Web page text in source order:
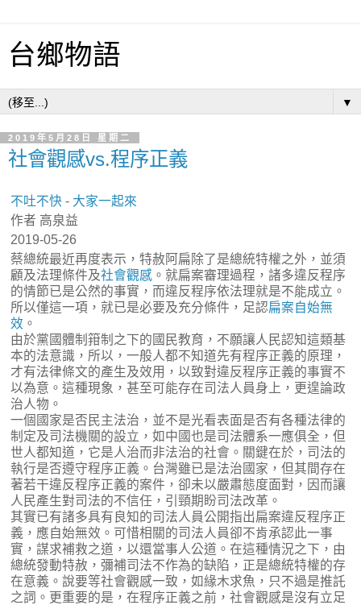
台鄉物語
▼
2019年5月28日 星期二
社會觀感vs.程序正義
不吐不快 - 大家一起來
作者 高泉益
2019-05-26
蔡總統最近再度表示，特赦阿扁除了是總統特權之外，並須
顧及法理條件及社會觀感 。就扁案審理過程，諸多違反程序
的情節已是公然的事實，而違反程序依法理就是不能成立。
所以僅這一項，就已是必要及充分條件，足認扁案自始無
效 。
由於黨國體制箝制之下的國民教育，不願讓人民認知這類基
本的法意識，所以，一般人都不知道先有程序正義的原理，
才有法律條文的產生及效用，以致對違反程序正義的事實不
以為意。這種現象，甚至可能存在司法人員身上，更遑論政
治人物。
一個國家是否民主法治，並不是光看表面是否有各種法律的
制定及司法機關的設立，如中國也是司法體系一應俱全，但
世人都知道，它是人治而非法治的社會。關鍵在於，司法的
執行是否遵守程序正義。台灣雖已是法治國家，但其間存在
著若干違反程序正義的案件，卻未以嚴肅態度面對，因而讓
人民產生對司法的不信任，引頸期盼司法改革。
其實已有諸多具有良知的司法人員公開指出扁案違反程序正
義，應自始無效。可惜相關的司法人員卻不肯承認此一事
實，謀求補救之道，以還當事人公道。在這種情況之下，由
總統發動特赦，彌補司法不作為的缺陷，正是總統特權的存
在意義。說要等社會觀感一致，如緣木求魚，只不過是推託
之詞。更重要的是，在程序正義之前，社會觀感是沒有立足